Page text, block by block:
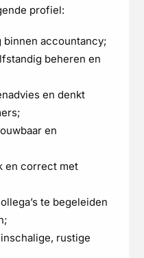
profiel:
binnen accountancy;
beheren en
en denkt
en
en correct met
te begeleiden
rustige